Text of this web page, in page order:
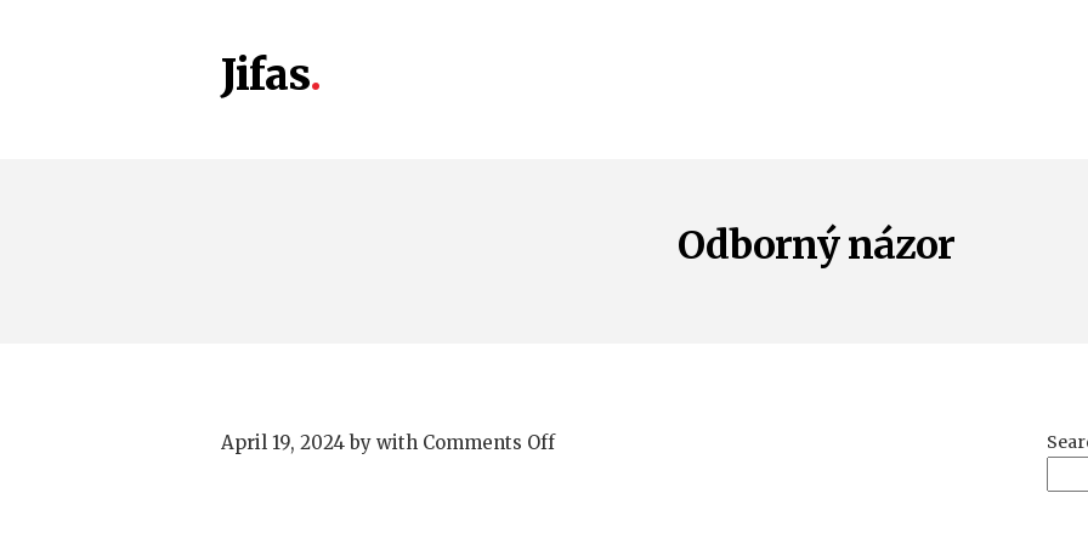
Jifas
Odborný názor
April 19, 2024by with Comments Offon